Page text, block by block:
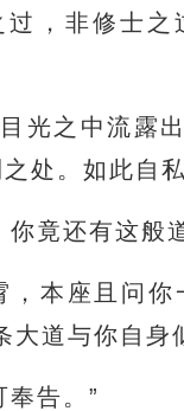
过，非修士之
光之中流露
处。如此自
你竟还有这般
，本座且问
大道与你自
奉告。”